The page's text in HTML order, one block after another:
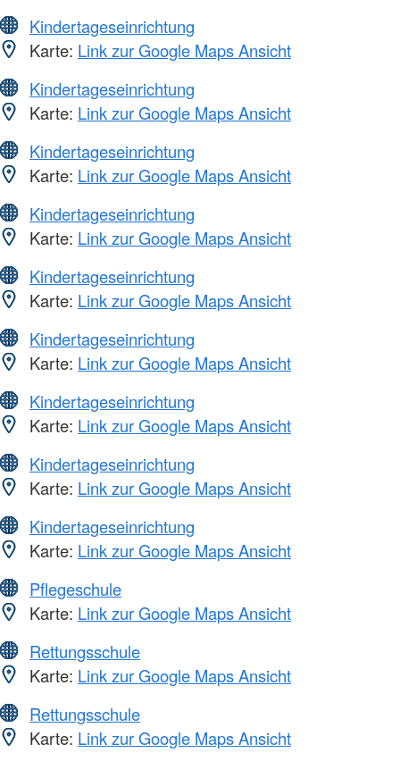
Kindertageseinrichtung
Karte: Link zur Google Maps Ansicht
Kindertageseinrichtung
Karte: Link zur Google Maps Ansicht
Kindertageseinrichtung
Karte: Link zur Google Maps Ansicht
Kindertageseinrichtung
Karte: Link zur Google Maps Ansicht
Kindertageseinrichtung
Karte: Link zur Google Maps Ansicht
Kindertageseinrichtung
Karte: Link zur Google Maps Ansicht
Kindertageseinrichtung
Karte: Link zur Google Maps Ansicht
Kindertageseinrichtung
Karte: Link zur Google Maps Ansicht
Kindertageseinrichtung
Karte: Link zur Google Maps Ansicht
Pflegeschule
Karte: Link zur Google Maps Ansicht
Rettungsschule
Karte: Link zur Google Maps Ansicht
Rettungsschule
Karte: Link zur Google Maps Ansicht